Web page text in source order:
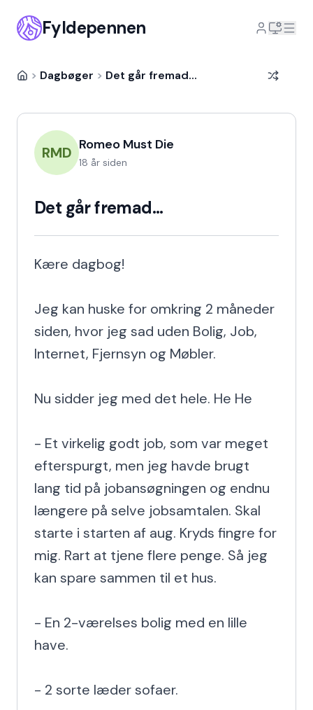
Fyldepennen
> Dagbøger > Det går fremad...
RMD Romeo Must Die
18 år siden
Det går fremad...
Kære dagbog!
Jeg kan huske for omkring 2 måneder
siden, hvor jeg sad uden Bolig, Job,
Internet, Fjernsyn og Møbler.
Nu sidder jeg med det hele. He He
- Et virkelig godt job, som var meget
efterspurgt, men jeg havde brugt
lang tid på jobansøgningen og endnu
længere på selve jobsamtalen. Skal
starte i starten af aug. Kryds fingre for
mig. Rart at tjene flere penge. Så jeg
kan spare sammen til et hus.
- En 2-værelses bolig med en lille
have.
- 2 sorte læder sofaer.